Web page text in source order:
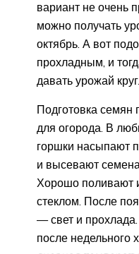
вариант не очень
можно получать
октябрь. А вот
прохладным, и
давать урожай
Подготовка семян
для огорода. В
горшки насыпают
и высевают
Хорошо поливают
стеклом. После
— свет и
после недельного